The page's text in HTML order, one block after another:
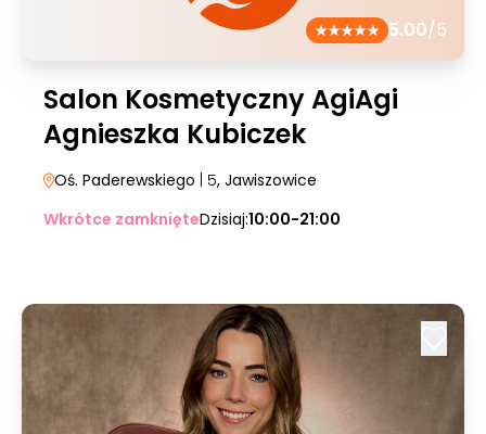
5.00/5
Salon Kosmetyczny AgiAgi
Agnieszka Kubiczek
Oś. Paderewskiego | 5, Jawiszowice
Wkrótce zamknięteDzisiaj:10:00-21:00